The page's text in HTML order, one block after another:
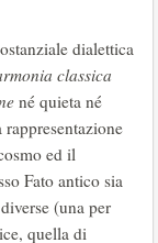
dialettica
classica
né quieta né
ed il
Fato antico sia
(una per
quella di